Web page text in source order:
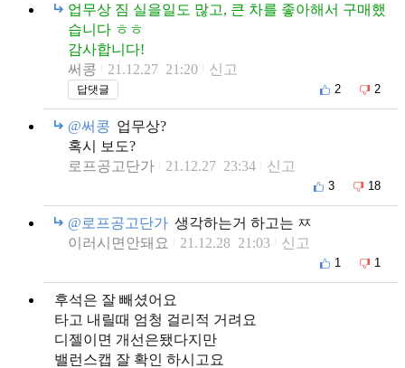
업무상 짐 실을일도 많고, 큰 차를 좋아해서 구매했
습니다 ㅎㅎ
감사합니다!
써콩
21.12.27 21:20 신고
답댓글 2 2
@써콩 업무상?
혹시 보도?
로프공고단가
21.12.27 23:34 신고
3 18
@로프공고단가 생각하는거 하고는 ㅉ
이러시면안돼요
21.12.28 21:03 신고
1 1
후석은 잘 빼셨어요
타고 내릴때 엄청 걸리적 거려요
디젤이면 개선은됐다지만
밸런스캡 잘 확인 하시고요